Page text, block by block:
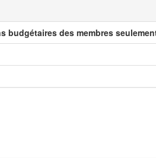
budgétaires des membres